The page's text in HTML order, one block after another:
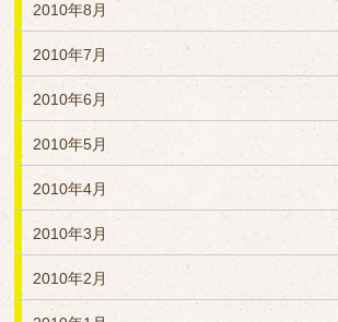
2010年8月
2010年7月
2010年6月
2010年5月
2010年4月
2010年3月
2010年2月